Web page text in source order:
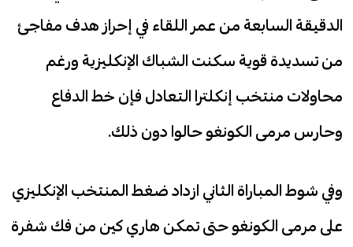
الدقيقة السابعة من عمر اللقاء في إحراز هدف مفاجئ
من تسديدة قوية سكنت الشباك الإنكليزية ورغم
محاولات منتخب إنكلترا التعادل فإن خط الدفاع
وحارس مرمى الكونغو حالوا دون ذلك.
وفي شوط المباراة الثاني ازداد ضغط المنتخب الإنكليزي
على مرمى الكونغو حتى تمكن هاري كين من فك شفرة